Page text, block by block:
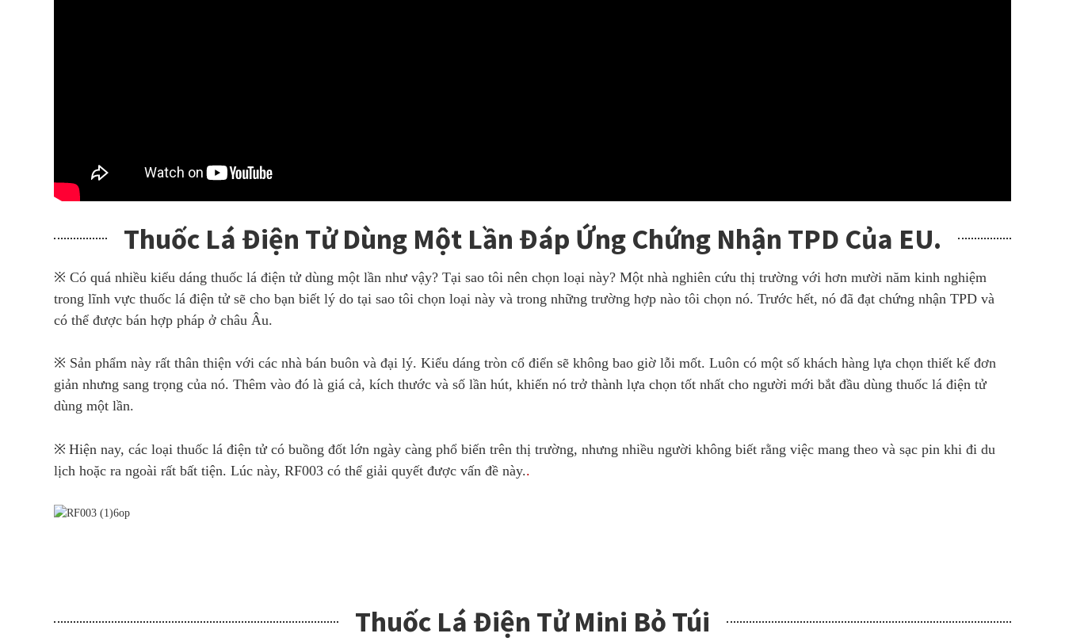
Thuốc Lá Điện Tử Dùng Một Lần Đáp Ứng Chứng Nhận TPD Của EU.
※ Có quá nhiều kiểu dáng thuốc lá điện tử dùng một lần như vậy? Tại sao tôi nên chọn loại này? Một nhà nghiên cứu thị trường với hơn mười năm kinh nghiệm
trong lĩnh vực thuốc lá điện tử sẽ cho bạn biết lý do tại sao tôi chọn loại này và trong những trường hợp nào tôi chọn nó. Trước hết, nó đã đạt chứng nhận TPD và
có thể được bán hợp pháp ở châu Âu.
※ Sản phẩm này rất thân thiện với các nhà bán buôn và đại lý. Kiểu dáng tròn cổ điển sẽ không bao giờ lỗi mốt. Luôn có một số khách hàng lựa chọn thiết kế đơn
giản nhưng sang trọng của nó. Thêm vào đó là giá cả, kích thước và số lần hút, khiến nó trở thành lựa chọn tốt nhất cho người mới bắt đầu dùng thuốc lá điện tử
dùng một lần.
※ Hiện nay, các loại thuốc lá điện tử có buồng đốt lớn ngày càng phổ biến trên thị trường, nhưng nhiều người không biết rằng việc mang theo và sạc pin khi đi du
lịch hoặc ra ngoài rất bất tiện. Lúc này, RF003 có thể giải quyết được vấn đề này..
Thuốc Lá Điện Tử Mini Bỏ Túi